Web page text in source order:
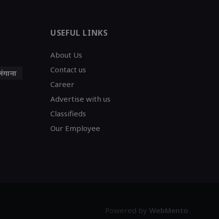
USEFUL LINKS
About Us
Contact us
Career
Advertise with us
Classifieds
Our Employee
Powered by WebMento